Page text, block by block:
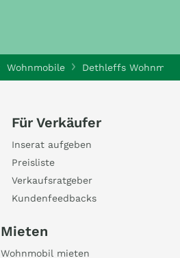
Wohnmobile Dethleffs
Für Verkäufer
Inserat aufgeben
Preisliste
Verkaufsratgeber
Kundenfeedbacks
Mieten
Wohnmobil mieten